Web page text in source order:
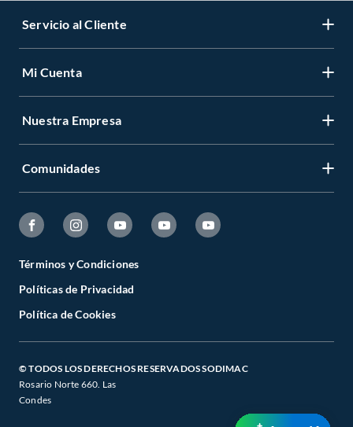
Servicio al Cliente
Mi Cuenta
Nuestra Empresa
Comunidades
Términos y Condiciones
Políticas de Privacidad
Política de Cookies
© TODOS LOS DERECHOS RESERVADOS SODIMAC
Rosario Norte 660. Las
Condes